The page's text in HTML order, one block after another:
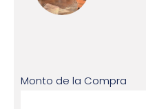
Monto de la Compra